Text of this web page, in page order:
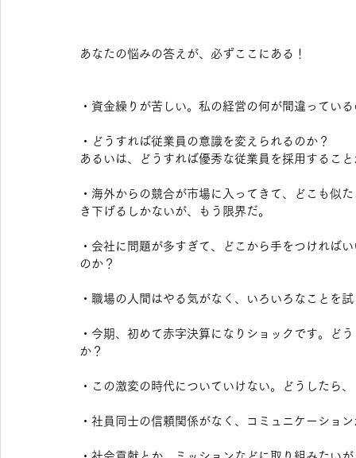
あなたの悩みの答えが、必ずここにある！
・資金繰りが苦しい。私の経営の何が間違ってい
・どうすれば従業員の意識を変えられるのか？
あるいは、どうすれば優秀な従業員を採用するこ
・海外からの競合が市場に入ってきて、どこも似
き下げるしかないが、もう限界だ。
・会社に問題が多すぎて、どこから手をつければ
のか？
・職場の人間はやる気がなく、いろいろなこと
・今期、初めて赤字決算になりショックです。ど
か？
・この激変の時代についていけない。どうしたら
・社員同士の信頼関係がなく、コミュニケーショ